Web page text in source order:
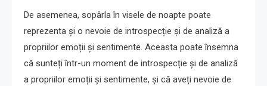
De asemenea, sopârla în visele de noapte poate
reprezenta și o nevoie de introspecție și de analiză a
propriilor emoții și sentimente. Aceasta poate însemna
că sunteți într-un moment de introspecție și de analiză
a propriilor emoții și sentimente, și că aveți nevoie de